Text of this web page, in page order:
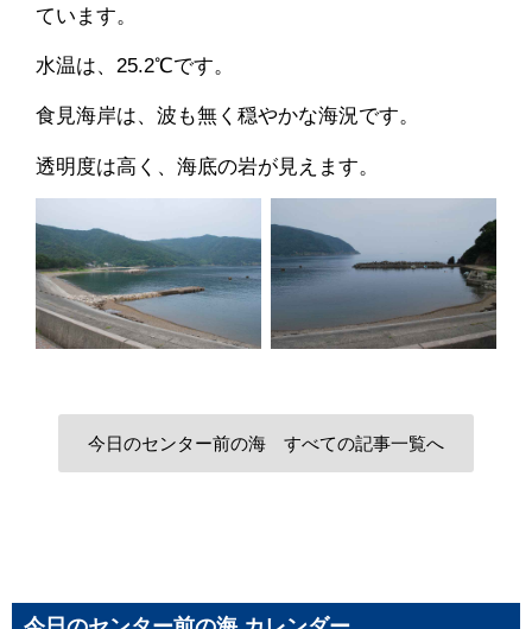
ています。
水温は、25.2℃です。
食見海岸は、波も無く穏やかな海況です。
透明度は高く、海底の岩が見えます。
今日のセンター前の海 すべての記事一覧へ